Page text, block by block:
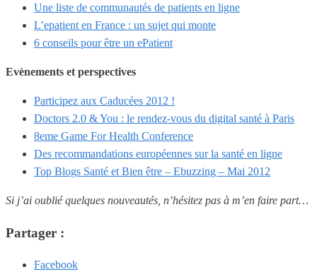
Une liste de communautés de patients en ligne
L’epatient en France : un sujet qui monte
6 conseils pour être un ePatient
Evènements et perspectives
Participez aux Caducées 2012 !
Doctors 2.0 & You : le rendez-vous du digital santé à Paris
8eme Game For Health Conference
Des recommandations européennes sur la santé en ligne
Top Blogs Santé et Bien être – Ebuzzing – Mai 2012
Si j’ai oublié quelques nouveautés, n’hésitez pas à m’en faire part…
Partager :
Facebook